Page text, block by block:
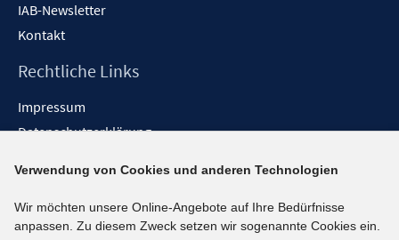
IAB-Newsletter
Kontakt
Rechtliche Links
Impressum
Datenschutzerklärung
Barrieren melden
Social-Media-Kanäle
Verwendung von Cookies und anderen Technologien
Wir möchten unsere Online-Angebote auf Ihre Bedürfnisse
anpassen. Zu diesem Zweck setzen wir sogenannte Cookies ein.